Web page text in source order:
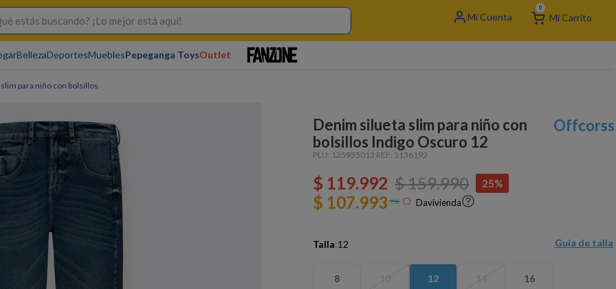
buscando? ¡Lo mejor está aquí! 0
BellezaDeportesMueblesPepeganga ToysOutlet
para niño con bolsillos
Denim silueta slim para niño con
bolsillos Indigo Oscuro 12
PLU: 125935013 REF: 5136192
Offcorss
$ 119.992 $159.990 25%
$ 107.993 Davivienda
Talla:12 Guia de talla
8 12 16